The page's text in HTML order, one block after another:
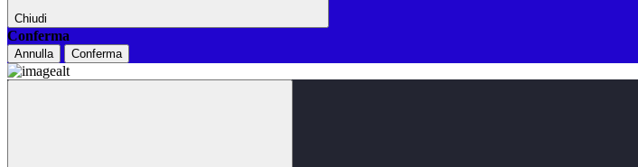
Chiudi
Conferma
Annulla Conferma